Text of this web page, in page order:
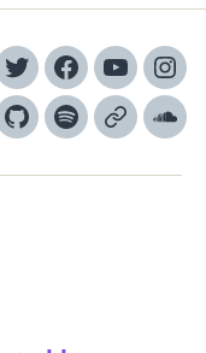
TwitterFacebook
YouTube
GitHubSpotifyApple